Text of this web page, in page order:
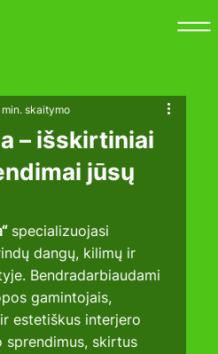
– išskirtiniai
jūsų
min. skaitymo
specializuojasi
dangų, kilimų ir
Bendradarbiaudami
gamintojais,
estetiškus interjero
skirtus